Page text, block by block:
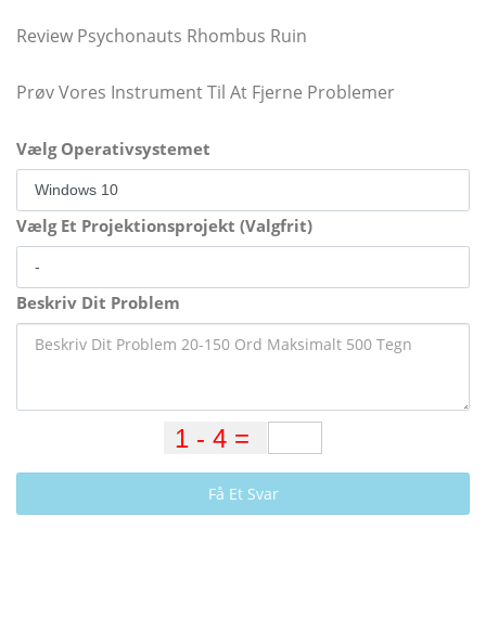
Review Psychonauts Rhombus Ruin
Prøv Vores Instrument Til At Fjerne Problemer
Vælg Operativsystemet
Vælg Et Projektionsprojekt (Valgfrit)
Beskriv Dit Problem
Få Et Svar